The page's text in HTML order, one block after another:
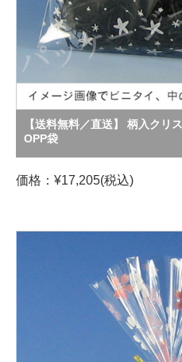
【送料無料／直送】 柄入クリ
OPP袋
価格：¥17,205(税込)